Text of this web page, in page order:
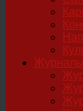
Журналы